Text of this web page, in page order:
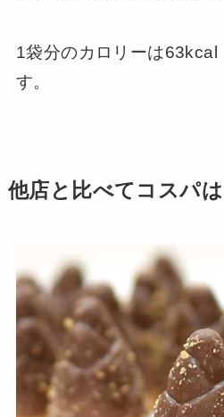
1袋分のカロリーは63kcal
す。
他店と比べてコスパ